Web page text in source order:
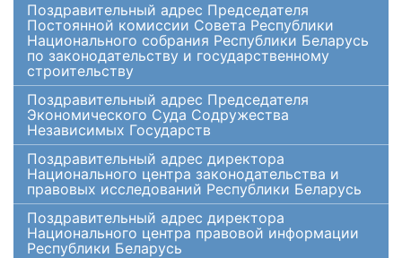
Поздравительный адрес Председателя
Постоянной комиссии Совета Республики
Национального собрания Республики Беларусь
по законодательству и государственному
строительству
Поздравительный адрес Председателя
Экономического Суда Содружества
Независимых Государств
Поздравительный адрес директора
Национального центра законодательства и
правовых исследований Республики Беларусь
Поздравительный адрес директора
Национального центра правовой информации
Республики Беларусь